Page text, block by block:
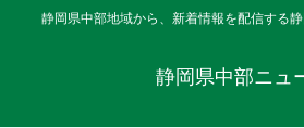
静岡県中部地域から、新着情報を配信する静
静岡県中部ニュ